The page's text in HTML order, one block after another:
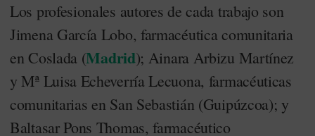
Los profesionales autores de cada trabajo son
Jimena García Lobo, farmacéutica comunitaria
en Coslada (Madrid); Ainara Arbizu Martínez
y Mª Luisa Echeverría Lecuona, farmacéuticas
comunitarias en San Sebastián (Guipúzcoa); y
Baltasar Pons Thomas, farmacéutico